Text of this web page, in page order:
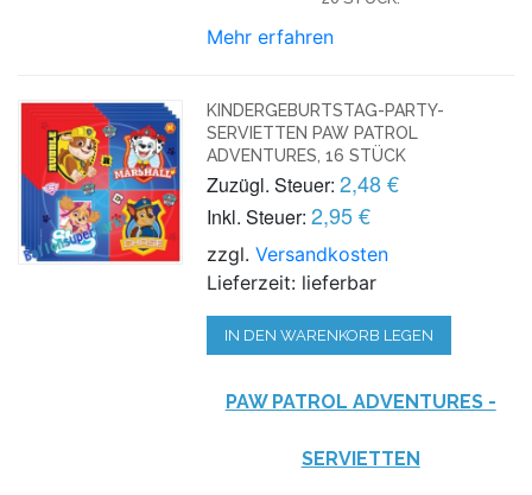
Mehr erfahren
KINDERGEBURTSTAG-PARTY-
SERVIETTEN PAW PATROL
ADVENTURES, 16 STÜCK
Zuzügl. Steuer: 2,48 €
Inkl. Steuer: 2,95 €
zzgl.Versandkosten
Lieferzeit: lieferbar
IN DEN WARENKORB LEGEN
PAW PATROL ADVENTURES -
SERVIETTEN